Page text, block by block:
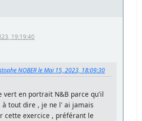
19:19:40
NOBER le Mai 15, 2023, 18:09:30
vert en portrait N&B parce qu'il
tout dire , je ne l' ai jamais
cette exercice , préférant le